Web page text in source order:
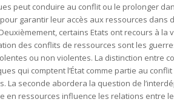
peut conduire au conflit ou le prolonger
garantir leur accès aux ressources dans
certains Etats ont recours à la
des conflits de ressources sont les
ou non violentes. La distinction entre
qui comptent l’État comme partie au
La seconde abordera la question de
en ressources influence les relations entre